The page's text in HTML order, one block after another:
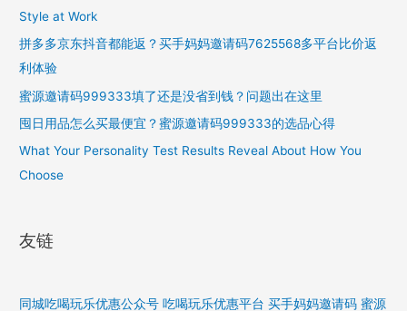
Style at Work
拼多多京东抖音都能返？买手妈妈邀请码7625568多平台比价返
利体验
蜜源邀请码999333填了还是没省到钱？问题出在这里
囤日用品怎么买最便宜？蜜源邀请码999333的选品心得
What Your Personality Test Results Reveal About How You
Choose
友链
同城吃喝玩乐优惠公众号 吃喝玩乐优惠平台 买手妈妈邀请码 蜜源